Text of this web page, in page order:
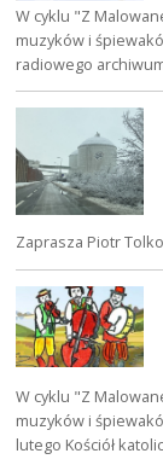
W cyklu "Z
muzyków i
radiowego
Zaprasza Piotr Tolko
W cyklu "Z
muzyków i
lutego Kościół